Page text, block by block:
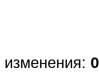
изменения: